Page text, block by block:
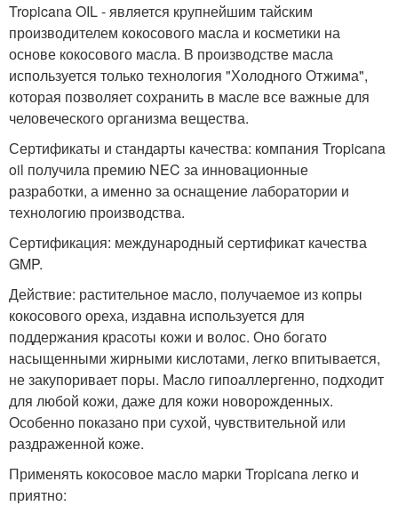
Tropicana OIL - является крупнейшим тайским
производителем кокосового масла и косметики на
основе кокосового масла. В производстве масла
используется только технология "Холодного Отжима",
которая позволяет сохранить в масле все важные для
человеческого организма вещества.
Сертификаты и стандарты качества: компания Tropicana
oil получила премию NEC за инновационные
разработки, а именно за оснащение лаборатории и
технологию производства.
Сертификация: международный сертификат качества
GMP.
Действие: растительное масло, получаемое из копры
кокосового ореха, издавна используется для
поддержания красоты кожи и волос. Оно богато
насыщенными жирными кислотами, легко впитывается,
не закупоривает поры. Масло гипоаллергенно, подходит
для любой кожи, даже для кожи новорожденных.
Особенно показано при сухой, чувствительной или
раздраженной коже.
Применять кокосовое масло марки Tropicana легко и
приятно: